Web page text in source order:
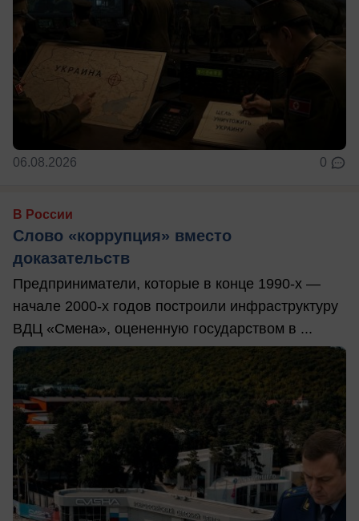
06.08.2026 0
В России
Слово «коррупция» вместо
доказательств
Предприниматели, которые в конце 1990-х —
начале 2000-х годов построили инфраструктуру
ВДЦ «Смена», оцененную государством в ...